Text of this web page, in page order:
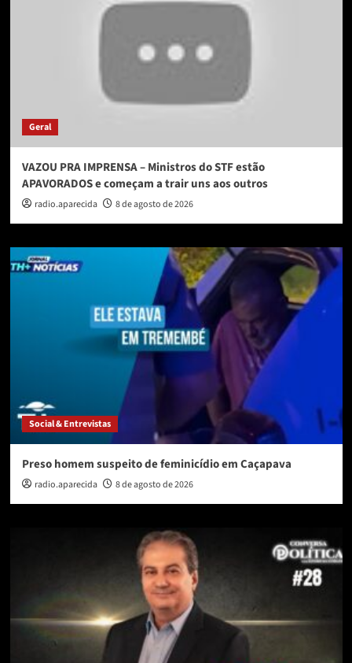
Geral
VAZOU PRA IMPRENSA – Ministros do STF estão
APAVORADOS e começam a trair uns aos outros
radio.aparecida 8 de agosto de 2026
Social & Entrevistas
Preso homem suspeito de feminicídio em Caçapava
radio.aparecida 8 de agosto de 2026